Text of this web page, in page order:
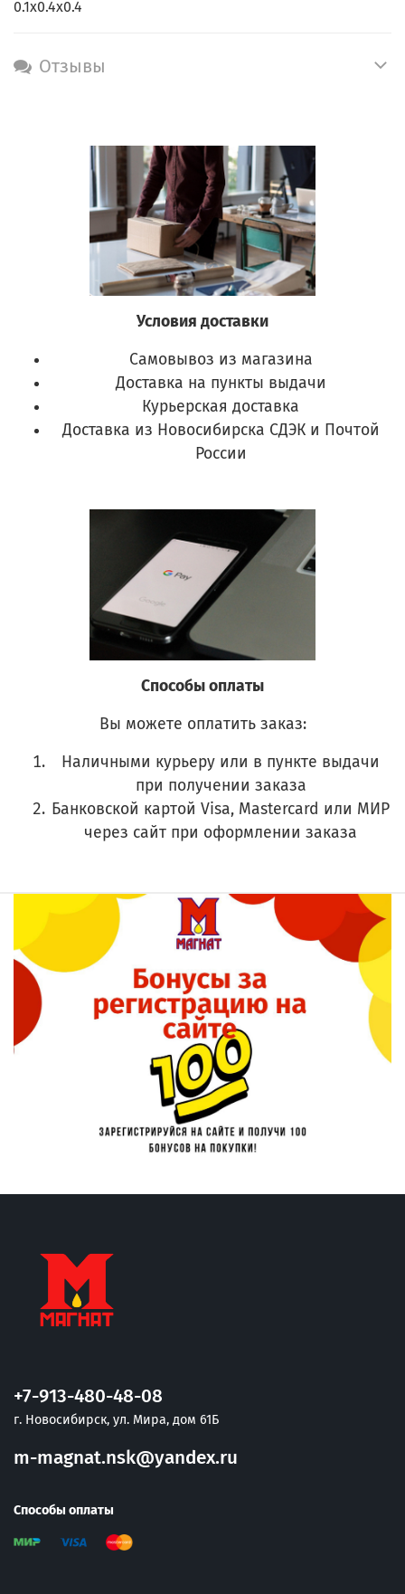
0.1х0.4х0.4
Отзывы
Условия доставки
Самовывоз из магазина
Доставка на пункты выдачи
Курьерская доставка
Доставка из Новосибирска СДЭК и Почтой
России
Способы оплаты
Вы можете оплатить заказ:
Наличными курьеру или в пункте выдачи
при получении заказа
Банковской картой Visa, Mastercard или МИР
через сайт при оформлении заказа
+7-913-480-48-08
г. Новосибирск, ул. Мира, дом 61Б
m-magnat.nsk@yandex.ru
Способы оплаты